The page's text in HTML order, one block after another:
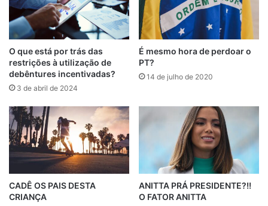
O que está por trás das
restrições à utilização de
debêntures incentivadas?
3 de abril de 2024
É mesmo hora de perdoar o
PT?
14 de julho de 2020
CADÊ OS PAIS DESTA
CRIANÇA
ANITTA PRÁ PRESIDENTE?!!
O FATOR ANITTA